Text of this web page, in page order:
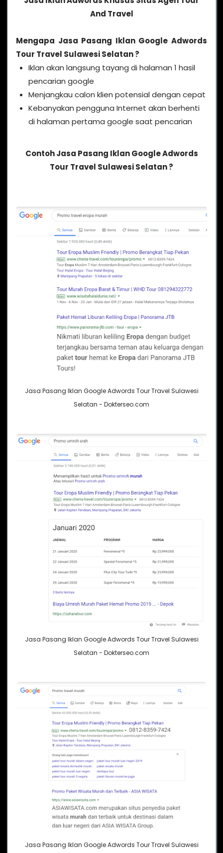
And Travel
Mengapa Jasa Pasang Iklan Google Adwords
Tour Travel Sulawesi Selatan?
Iklan akan langsung tayang di halaman 1 hasil
pencarian google
Menjangkau calon klien potensial dengan cepat
Kebanyakan pengguna Internet akan berhenti
di halaman pertama google saat pencarian
Contoh Jasa Pasang Iklan Google Adwords
Tour Travel Sulawesi Selatan ?
Jasa Pasang Iklan Google Adwords Tour Travel Sulawesi
Selatan - Dokterseo.com
Jasa Pasang Iklan Google Adwords Tour Travel Sulawesi
Selatan - Dokterseo.com
Jasa Pasang Iklan Google Adwords Tour Travel Sulawesi